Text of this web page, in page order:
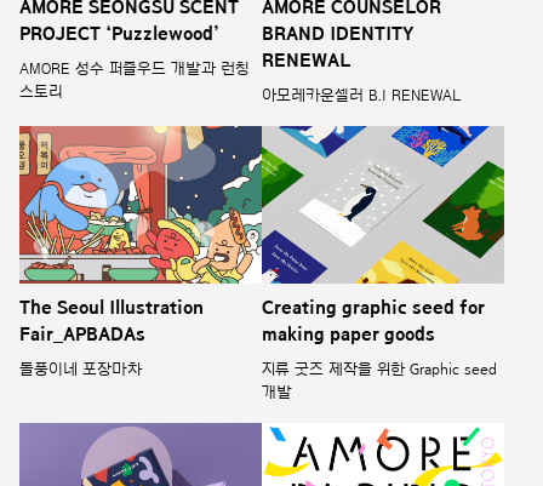
AMORE SEONGSU SCENT
PROJECT ‘Puzzlewood’
AMORE 성수 퍼즐우드 개발과 런칭
스토리
AMORE COUNSELOR
BRAND IDENTITY
RENEWAL
아모레카운셀러 B.I RENEWAL
The Seoul Illustration
Fair_APBADAs
돌풍이네 포장마차
Creating graphic seed for
making paper goods
지류 굿즈 제작을 위한 Graphic seed
개발